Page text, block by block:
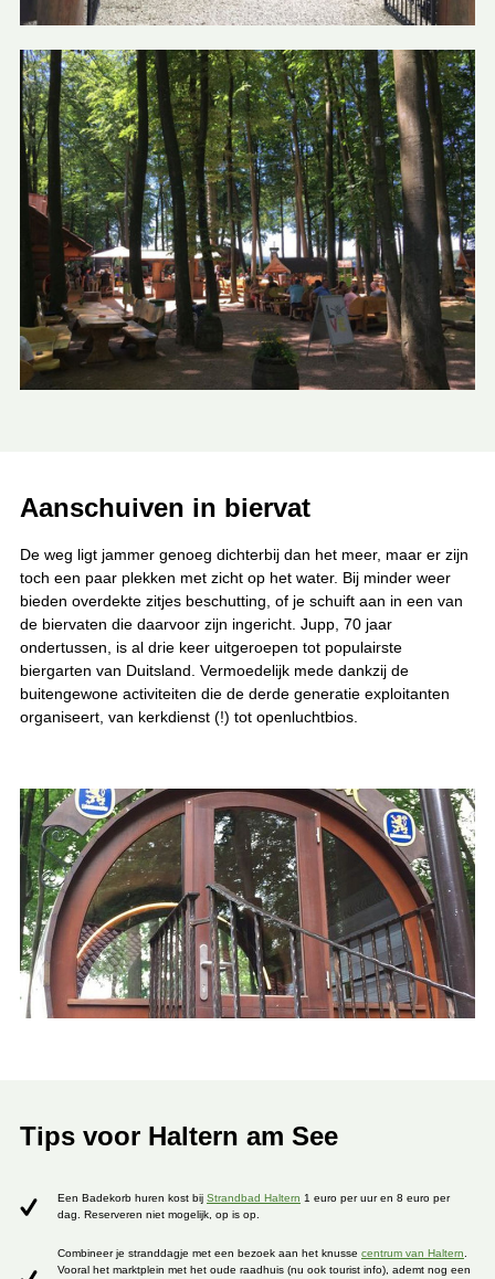
Aanschuiven in biervat
De weg ligt jammer genoeg dichterbij dan het meer, maar er zijn
toch een paar plekken met zicht op het water. Bij minder weer
bieden overdekte zitjes beschutting, of je schuift aan in een van
de biervaten die daarvoor zijn ingericht. Jupp, 70 jaar
ondertussen, is al drie keer uitgeroepen tot populairste
biergarten van Duitsland. Vermoedelijk mede dankzij de
buitengewone activiteiten die de derde generatie exploitanten
organiseert, van kerkdienst (!) tot openluchtbios.
Tips voor Haltern am See
Een Badekorb huren kost bij Strandbad Haltern 1 euro per uur en 8 euro per
dag. Reserveren niet mogelijk, op is op.
Combineer je stranddagje met een bezoek aan het knusse centrum van Haltern.
Vooral het marktplein met het oude raadhuis (nu ook tourist info), ademt nog een